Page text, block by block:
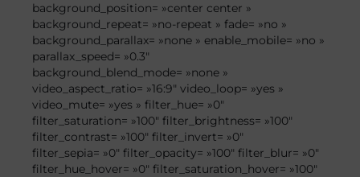
background_position= »center center »
background_repeat= »no-repeat » fade= »no »
background_parallax= »none » enable_mobile= »no »
parallax_speed= »0.3″
background_blend_mode= »none »
video_aspect_ratio= »16:9″ video_loop= »yes »
video_mute= »yes » filter_hue= »0″
filter_saturation= »100″ filter_brightness= »100″
filter_contrast= »100″ filter_invert= »0″
filter_sepia= »0″ filter_opacity= »100″ filter_blur= »0″
filter_hue_hover= »0″ filter_saturation_hover= »100″